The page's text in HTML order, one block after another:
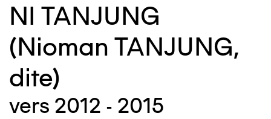
NI TANJUNG
(Nioman TANJUNG,
dite)
vers 2012 - 2015